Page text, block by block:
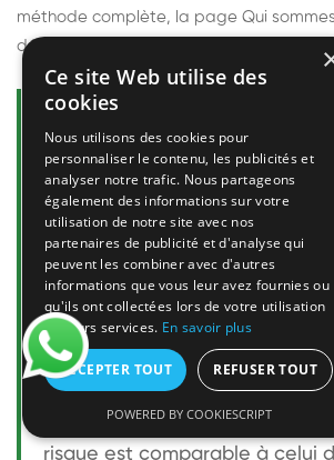
méthode complète, la page Qui
découvrir
Questions fréquentes
Le frelon européen est-il
l'homme ?
Le frelon européen est
taille mais relativement peu
son nid. Sa piqûre est plus
celle d'une guêpe sans être
une personne non allergique,
bénigne. Pour une personne
risque est comparable à celui
Ce site Web utilise des
cookies
Nous utilisons des cookies pour
personnaliser le contenu, les publicités et
analyser notre trafic. Nous partageons
également des informations sur votre
utilisation de notre site avec nos
partenaires de publicité et d'analyse qui
peuvent les combiner avec d'autres
informations que vous leur avez fournies ou
qu'ils ont collectées lors de votre utilisation
de leurs services. En savoir plus
ACCEPTER TOUT REFUSER TOUT
POWERED BY COOKIESCRIPT